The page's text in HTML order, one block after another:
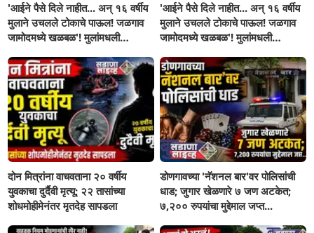
'आईने पैसे दिले नाहीत... अन् १६ वर्षीय
मुलाने उचलले टोकाचे पाऊल! जळगाव
जामोदमध्ये खळबळ'! मुलांमधली
'आईने पैसे दिले नाहीत... अन् १६ वर्षीय
मुलाने उचलले टोकाचे पाऊल! जळगाव
जामोदमध्ये खळबळ'! मुलांमधली
दोन मित्रांना वाचवताना २० वर्षीय
युवकाचा दुर्दैवी मृत्यू; २२ तासांच्या
शोधमोहीमेनंतर मृतदेह सापडला
डोणगावच्या 'नॅशनल बार'वर पोलिसांची
धाड; जुगार खेळणारे ७ जण अटकेत;
७,२०० रुपयांचा मुद्देमाल जप्त...